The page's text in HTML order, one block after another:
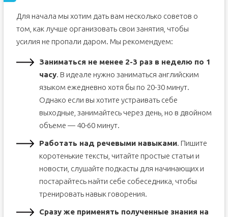
Для начала мы хотим дать вам несколько советов о
том, как лучше организовать свои занятия, чтобы
усилия не пропали даром. Мы рекомендуем:
Заниматься не менее 2-3 раз в неделю по 1
часу. В идеале нужно заниматься английским
языком ежедневно хотя бы по 20-30 минут.
Однако если вы хотите устраивать себе
выходные, занимайтесь через день, но в двойном
объеме — 40-60 минут.
Работать над речевыми навыками. Пишите
коротенькие тексты, читайте простые статьи и
новости, слушайте подкасты для начинающих и
постарайтесь найти себе собеседника, чтобы
тренировать навык говорения.
Сразу же применять полученные знания на